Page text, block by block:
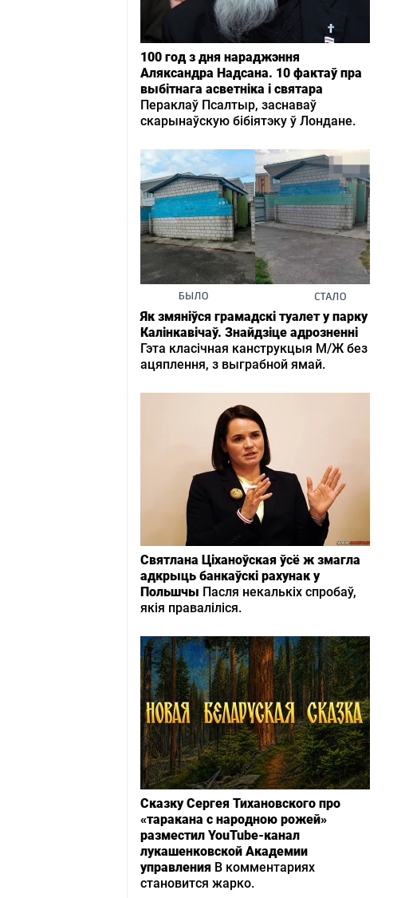
100 год з дня нараджэння
Аляксандра Надсана. 10 фактаў пра
выбітнага асветніка і святара
Пераклаў Псалтыр, заснаваў
скарынаўскую бібіятэку ў Лондане.
Як змяніўся грамадскі туалет у парку
Калінкавічаў. Знайдзіце адрозненні
Гэта класічная канструкцыя М/Ж без
ацяплення, з выграбной ямай.
Святлана Ціханоўская ўсё ж змагла
адкрыць банкаўскі рахунак у
Польшчы Пасля некалькіх спробаў,
якія праваліліся.
Сказку Сергея Тихановского про
«таракана с народною рожей»
разместил YouTube-канал
лукашенковской Академии
управления В комментариях
становится жарко.